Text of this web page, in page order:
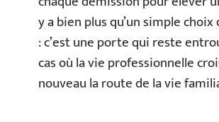
y a bien plus qu’un simple
: c’est une porte qui reste
cas où la vie professionnelle
nouveau la route de la vie